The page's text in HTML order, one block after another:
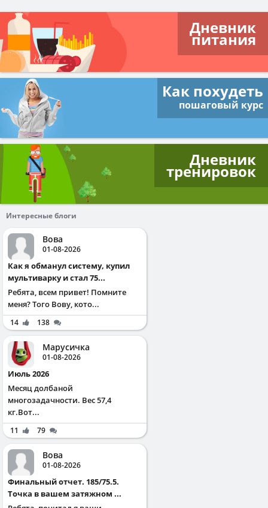
Дневник
питания
Как похудеть
пошаговый курс
Дневник
тренировок
Интересные блоги
Вова
01-08-2026
Как я обманул систему, купил
мультиварку и стал 75...
Ребята, всем привет! Помните
меня? Того Вову, кото...
14 138
Марусичка
01-08-2026
Июль 2026
Месяц долбаной
многозадачности. Вес 57,4
кг.Вот...
11 79
Вова
01-08-2026
Финальный отчет. 185/75.5.
Точка в вашем затяжном ...